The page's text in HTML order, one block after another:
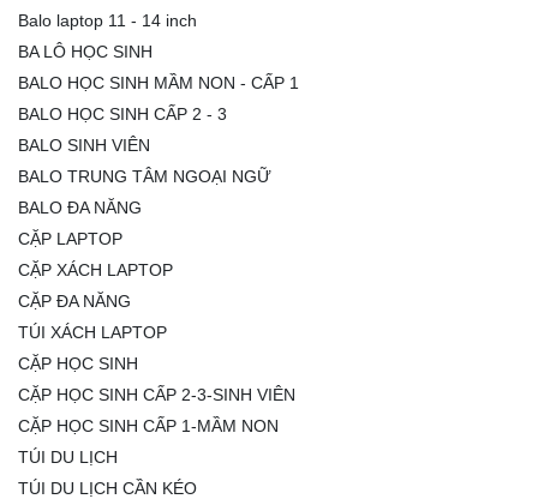
Balo laptop 11 - 14 inch
BA LÔ HỌC SINH
BALO HỌC SINH MẦM NON - CẤP 1
BALO HỌC SINH CẤP 2 - 3
BALO SINH VIÊN
BALO TRUNG TÂM NGOẠI NGỮ
BALO ĐA NĂNG
CẶP LAPTOP
CẶP XÁCH LAPTOP
CẶP ĐA NĂNG
TÚI XÁCH LAPTOP
CẶP HỌC SINH
CẶP HỌC SINH CẤP 2-3-SINH VIÊN
CẶP HỌC SINH CẤP 1-MẦM NON
TÚI DU LỊCH
TÚI DU LỊCH CẦN KÉO